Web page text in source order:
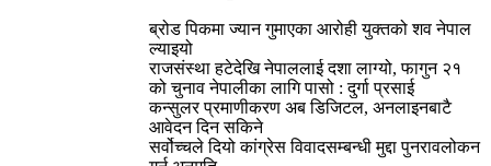
ब्रोड पिकमा ज्यान गुमाएका आरोही युक्तको शव नेपाल
ल्याइयो
राजसंस्था हटेदेखि नेपाललाई दशा लाग्यो, फागुन २१
को चुनाव नेपालीका लागि पासो : दुर्गा प्रसाई
कन्सुलर प्रमाणीकरण अब डिजिटल, अनलाइनबाटै
आवेदन दिन सकिने
सर्वोच्चले दियो कांग्रेस विवादसम्बन्धी मुद्दा पुनरावलोकन